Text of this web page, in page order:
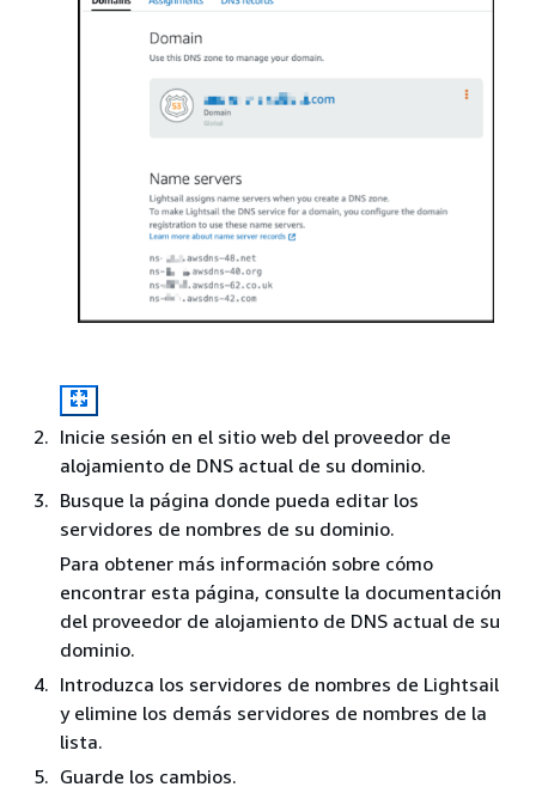
Inicie sesión en el sitio web del proveedor de
alojamiento de DNS actual de su dominio.
Busque la página donde pueda editar los
servidores de nombres de su dominio.
Para obtener más información sobre cómo
encontrar esta página, consulte la documentación
del proveedor de alojamiento de DNS actual de su
dominio.
Introduzca los servidores de nombres de Lightsail
y elimine los demás servidores de nombres de la
lista.
Guarde los cambios.